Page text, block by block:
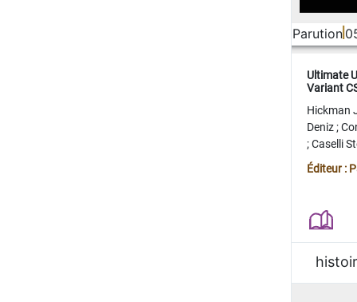
Parution
Ultimate
Variant
Hickman
Deniz;
;Caselli
Juan
Éditeur :